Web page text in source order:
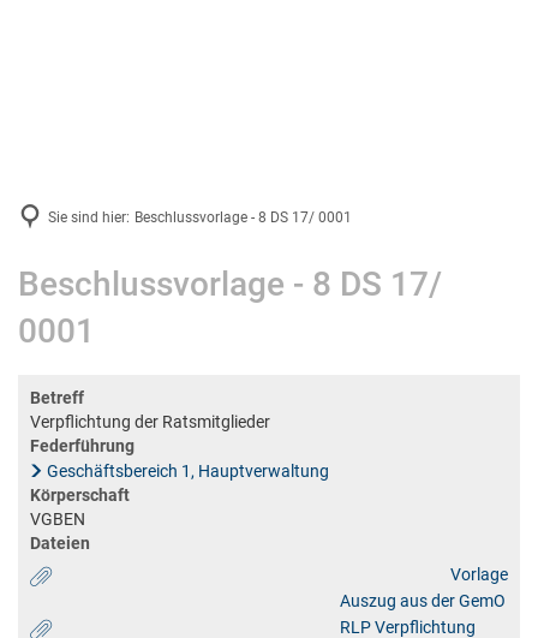
Verbandsgemeindearchiv
Stadtbücherei Bad Ems
Weiterbildungsportal Rheinland-Pfalz
Kreismusikschule
Projektsteckbriefe
Sie sind hier: Beschlussvorlage - 8 DS 17/ 0001
Beschlussvorlage - 8 DS 17/
0001
Betreff
Verpflichtung der Ratsmitglieder
Federführung
Geschäftsbereich 1, Hauptverwaltung
Körperschaft
VGBEN
Dateien
Vorlage
Auszug aus der GemO
RLP Verpflichtung